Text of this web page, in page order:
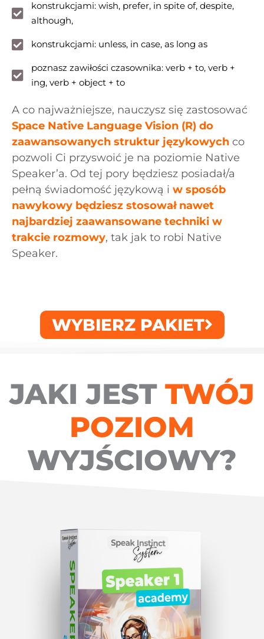
konstrukcjami: wish, prefer, in spite of, despite,
although,
konstrukcjami: unless, in case, as long as
poznasz zawiłości czasownika: verb + to, verb +
ing, verb + object + to
A co najważniejsze, nauczysz się zastosować
Space Native Language Vision (R) do
zaawansowanych struktur językowych co
pozwoli Ci przyswoić je na poziomie Native
Speaker’a. Od tej pory będziesz posiadał/a
pełną świadomość językową i w sposób
nawykowy będziesz stosował nawet
najbardziej zaawansowane techniki w
trakcie rozmowy, tak jak to robi Native
Speaker.
WYBIERZ PAKIET
JAKI JEST TWÓJ
POZIOM
WYJŚCIOWY?